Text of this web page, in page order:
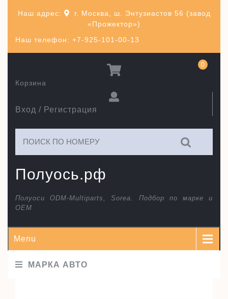
Наш телефон: +7-925-101-00-13
Наш адрес:
г. Москва, ш. Энтузиастов 56 (завод
«Прожектор»)
Полуось.рф
Полуоси ODM-Multiparts, Sorea. Подбор по марке и
ОЕМ
Вход / Регистрация
Корзина
0
Menu
МАРКА АВТО